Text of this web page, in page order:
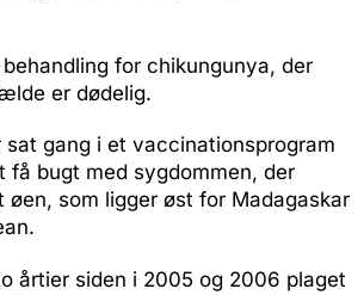
for chikungunya, der
er dødelig.
gang i et vaccinationsprogram
få bugt med sygdommen, der
øen, som ligger øst for Madagaskar
årtier siden i 2005 og 2006 plaget